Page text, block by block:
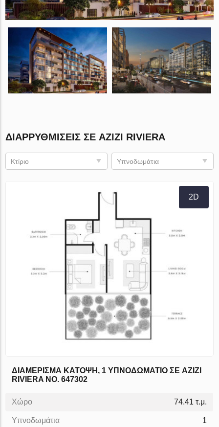
ΔΙΑΡΡΥΘΜΊΣΕΙΣ ΣΕ AZIZI RIVIERA
Κτίριο Υπνοδωμάτια
2D
ΔΙΑΜΈΡΙΣΜΑ ΚΆΤΟΨΗ, 1 ΥΠΝΟΔΩΜΆΤΙΟ ΣΕ AZIZI
RIVIERA NO. 647302
Χώρο 74.41 τ.μ.
Υπνοδωμάτια 1